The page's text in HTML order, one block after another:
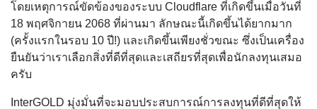
โดยเหตุการณ์ขัดข้องของระบบ Cloudflare ที่เกิดขึ้นเมื่อวันที่
18 พฤศจิกายน 2068 ที่ผ่านมา ลักษณะนี้เกิดขึ้นได้ยากมาก
(ครั้งแรกในรอบ 10 ปี!) และเกิดขึ้นเพียงชั่วขณะ ซึ่งเป็นเครื่อง
ยืนยันว่าเราเลือกสิ่งที่ดีที่สุดและเสถียรที่สุดเพื่อนักลงทุนเสมอ
ครับ
InterGOLD มุ่งมั่นที่จะมอบประสบการณ์การลงทุนที่ดีที่สุดให้